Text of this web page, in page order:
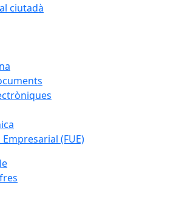
ciutadà
(FUE)